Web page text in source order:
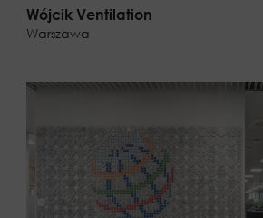
Wójcik Ventilation
Warszawa